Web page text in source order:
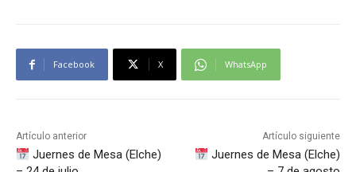
Facebook X WhatsApp
Artículo anterior
Juernes de Mesa (Elche)
Artículo siguiente
Juernes de Mesa (Elche)